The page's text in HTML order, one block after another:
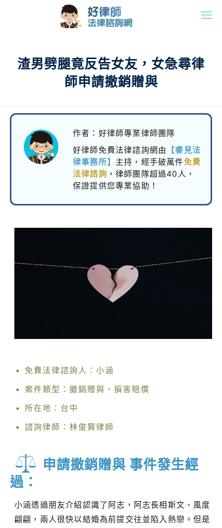
渣男劈腿竟反告女友，女急尋律
師申請撤銷贈與
作者：好律師專業律師團隊
好律師免費法律諮詢網由
【睿見法
律事務所】 主持， 經手破萬件免費
法律諮詢 ，律師團隊超過40人，
保證提供您專業協助！
免費法律諮詢人：小涵
案件類型：撤銷贈與、損害賠償
所在地：台中
諮詢律師：林俊賢律師
申請撤銷贈與 事件發生經
過：
小涵透過朋友介紹認識了阿志，阿志長相斯文、風度
翩翩，兩人很快以結婚為前提交往並陷入熱戀。但是